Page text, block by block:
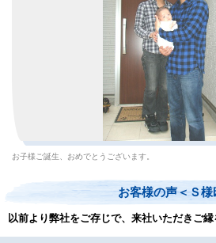
お子様ご誕生、おめでとうございます。
お客様の声＜Ｓ様
以前より弊社をご存じで、来社いただきご縁